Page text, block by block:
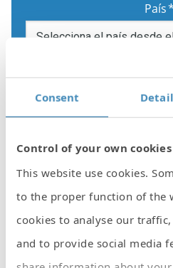
Consent
Control of your own cookies
This website use cookies.
to the proper function of the
cookies to analyse our
and to provide social media
País*
Quiero recibir
personalizado gratuito
una Smart
de gestionar su solicitud.
comunicados a la empresa
asesoramiento a particulares
prestarle el asesoramiento